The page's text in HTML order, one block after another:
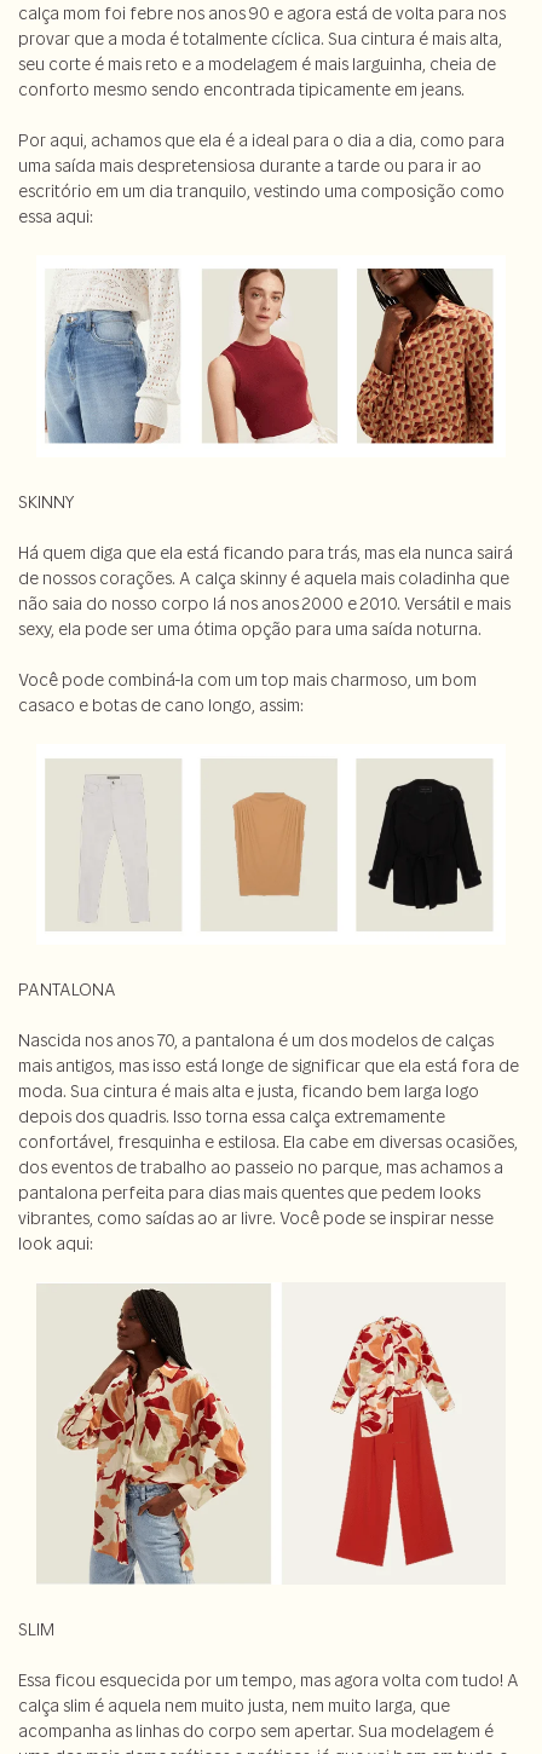
calça mom foi febre nos anos 90 e agora está de volta para nos
provar que a moda é totalmente cíclica. Sua cintura é mais alta,
seu corte é mais reto e a modelagem é mais larguinha, cheia de
conforto mesmo sendo encontrada tipicamente em jeans.
Por aqui, achamos que ela é a ideal para o dia a dia, como para
uma saída mais despretensiosa durante a tarde ou para ir ao
escritório em um dia tranquilo, vestindo uma composição como
essa aqui:
SKINNY
Há quem diga que ela está ficando para trás, mas ela nunca sairá
de nossos corações. A calça skinny é aquela mais coladinha que
não saia do nosso corpo lá nos anos 2000 e 2010. Versátil e mais
sexy, ela pode ser uma ótima opção para uma saída noturna.
Você pode combiná-la com um top mais charmoso, um bom
casaco e botas de cano longo, assim:
PANTALONA
Nascida nos anos 70, a pantalona é um dos modelos de calças
mais antigos, mas isso está longe de significar que ela está fora de
moda. Sua cintura é mais alta e justa, ficando bem larga logo
depois dos quadris. Isso torna essa calça extremamente
confortável, fresquinha e estilosa. Ela cabe em diversas ocasiões,
dos eventos de trabalho ao passeio no parque, mas achamos a
pantalona perfeita para dias mais quentes que pedem looks
vibrantes, como saídas ao ar livre. Você pode se inspirar nesse
look aqui:
SLIM
Essa ficou esquecida por um tempo, mas agora volta com tudo! A
calça slim é aquela nem muito justa, nem muito larga, que
acompanha as linhas do corpo sem apertar. Sua modelagem é